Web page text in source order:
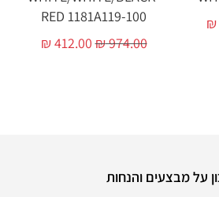
₪
RED 1181A119-100
₪974.00
₪412.00
על מבצעים והנחות